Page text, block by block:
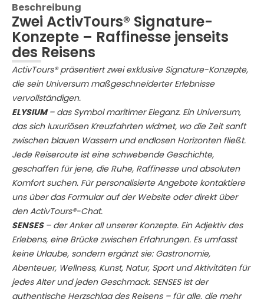
Beschreibung
Zwei ActivTours® Signature-
Konzepte – Raffinesse jenseits
des Reisens
ActivTours® präsentiert zwei exklusive Signature-Konzepte,
die sein Universum maßgeschneiderter Erlebnisse
vervollständigen.
ELYSIUM– das Symbol maritimer Eleganz. Ein Universum,
das sich luxuriösen Kreuzfahrten widmet, wo die Zeit sanft
zwischen blauen Wassern und endlosen Horizonten fließt.
Jede Reiseroute ist eine schwebende Geschichte,
geschaffen für jene, die Ruhe, Raffinesse und absoluten
Komfort suchen. Für personalisierte Angebote kontaktiere
uns über das Formular auf der Website oder direkt über
den ActivTours®-Chat.
SENSES – der Anker all unserer Konzepte. Ein Adjektiv des
Erlebens, eine Brücke zwischen Erfahrungen. Es umfasst
keine Urlaube, sondern ergänzt sie: Gastronomie,
Abenteuer, Wellness, Kunst, Natur, Sport und Aktivitäten für
jedes Alter und jeden Geschmack. SENSES ist der
authentische Herzschlag des Reisens – für alle, die mehr